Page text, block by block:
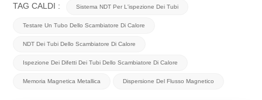
TAG CALDI : Sistema NDT Per L'ispezione Dei Tubi
Testare Un Tubo Dello Scambiatore Di Calore
NDT Dei Tubi Dello Scambiatore Di Calore
Ispezione Dei Difetti Dei Tubi Dello Scambiatore Di Calore
Memoria Magnetica Metallica Dispersione Del Flusso Magnetico